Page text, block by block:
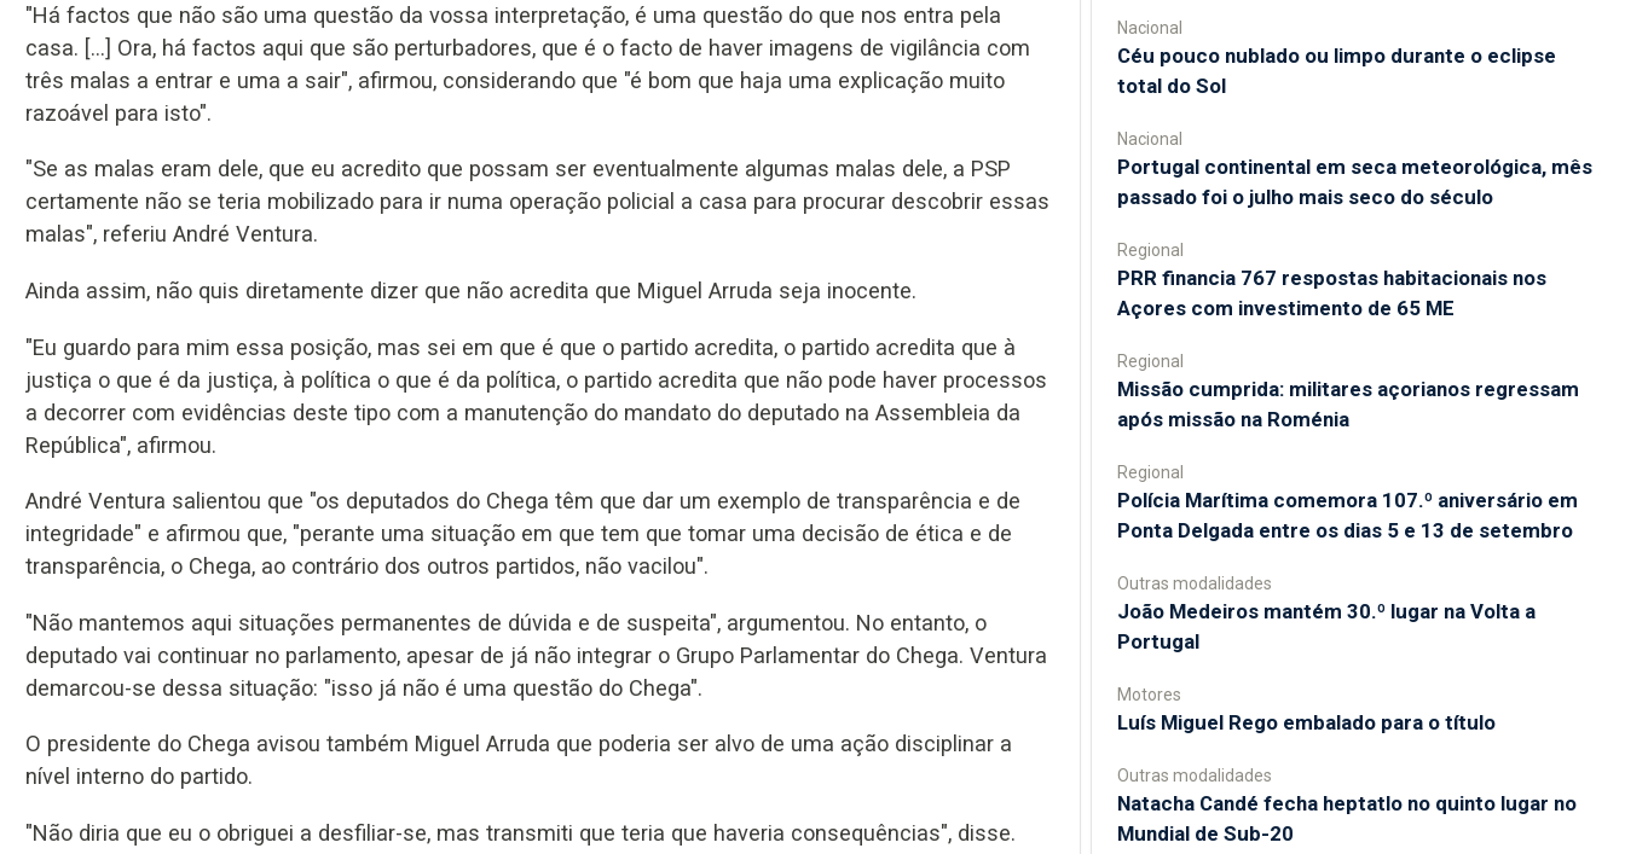
"Há factos que não são uma questão da vossa interpretação, é uma questão do que nos entra pela
casa. [...] Ora, há factos aqui que são perturbadores, que é o facto de haver imagens de vigilância com
três malas a entrar e uma a sair", afirmou, considerando que "é bom que haja uma explicação muito
razoável para isto".
"Se as malas eram dele, que eu acredito que possam ser eventualmente algumas malas dele, a PSP
certamente não se teria mobilizado para ir numa operação policial a casa para procurar descobrir essas
malas", referiu André Ventura.
Ainda assim, não quis diretamente dizer que não acredita que Miguel Arruda seja inocente.
"Eu guardo para mim essa posição, mas sei em que é que o partido acredita, o partido acredita que à
justiça o que é da justiça, à política o que é da política, o partido acredita que não pode haver processos
a decorrer com evidências deste tipo com a manutenção do mandato do deputado na Assembleia da
República", afirmou.
André Ventura salientou que "os deputados do Chega têm que dar um exemplo de transparência e de
integridade" e afirmou que, "perante uma situação em que tem que tomar uma decisão de ética e de
transparência, o Chega, ao contrário dos outros partidos, não vacilou".
"Não mantemos aqui situações permanentes de dúvida e de suspeita", argumentou. No entanto, o
deputado vai continuar no parlamento, apesar de já não integrar o Grupo Parlamentar do Chega. Ventura
demarcou-se dessa situação: "isso já não é uma questão do Chega".
O presidente do Chega avisou também Miguel Arruda que poderia ser alvo de uma ação disciplinar a
nível interno do partido.
"Não diria que eu o obriguei a desfiliar-se, mas transmiti que teria que haveria consequências", disse.
Nacional
Céu pouco nublado ou limpo durante o eclipse
total do Sol
Nacional
Portugal continental em seca meteorológica, mês
passado foi o julho mais seco do século
Regional
PRR financia 767 respostas habitacionais nos
Açores com investimento de 65 ME
Regional
Missão cumprida: militares açorianos regressam
após missão na Roménia
Regional
Polícia Marítima comemora 107.º aniversário em
Ponta Delgada entre os dias 5 e 13 de setembro
Outras modalidades
João Medeiros mantém 30.º lugar na Volta a
Portugal
Motores
Luís Miguel Rego embalado para o título
Outras modalidades
Natacha Candé fecha heptatlo no quinto lugar no
Mundial de Sub-20